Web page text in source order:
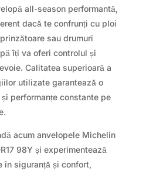
all-season performantă,
dacă te confrunți cu ploi
sau drumuri
îți va oferi controlul și
Calitatea superioară a
utilizate garantează o
performanțe constante pe
acum anvelopele Michelin
98Y și experimentează
în siguranță și confort,